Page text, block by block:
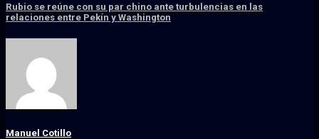
Rubio se reúne con su par chino ante turbulencias en las
relaciones entre Pekín y Washington
Manuel Cotillo